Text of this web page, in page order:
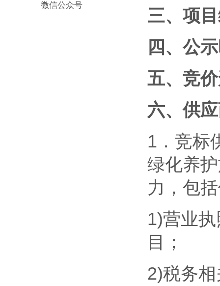
微信公众号
三、项
四、公
五、竞
六、供
1．竞标
绿化养
力，包
1)营业
目；
2)税务